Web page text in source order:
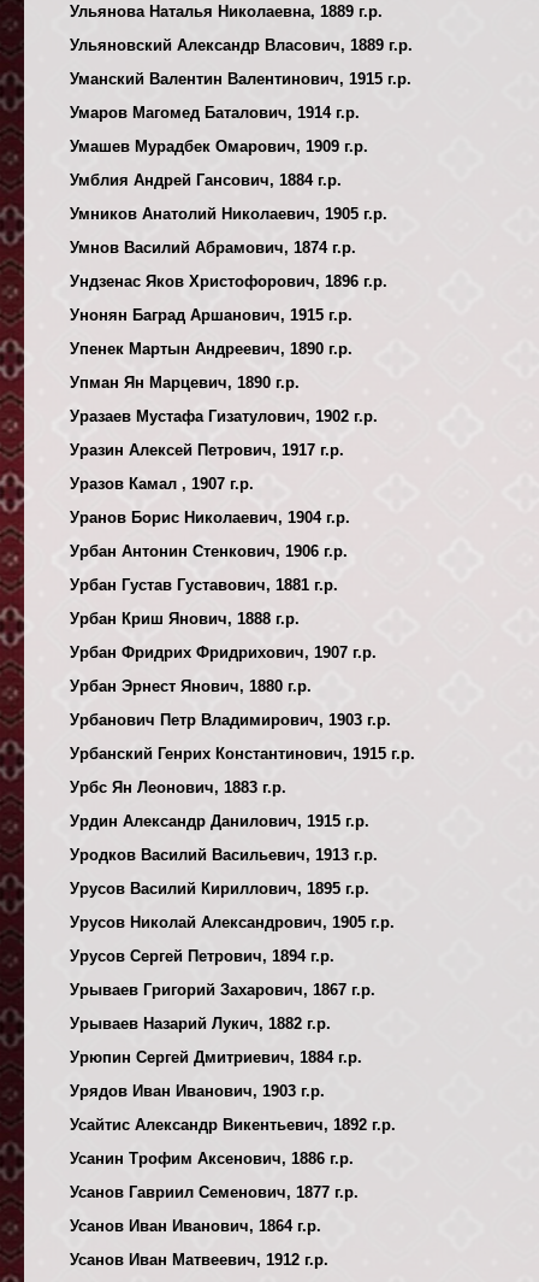
Ульянова Наталья Николаевна, 1889 г.р.
Ульяновский Александр Власович, 1889 г.р.
Уманский Валентин Валентинович, 1915 г.р.
Умаров Магомед Баталович, 1914 г.р.
Умашев Мурадбек Омарович, 1909 г.р.
Умблия Андрей Гансович, 1884 г.р.
Умников Анатолий Николаевич, 1905 г.р.
Умнов Василий Абрамович, 1874 г.р.
Ундзенас Яков Христофорович, 1896 г.р.
Унонян Баград Аршанович, 1915 г.р.
Упенек Мартын Андреевич, 1890 г.р.
Упман Ян Марцевич, 1890 г.р.
Уразаев Мустафа Гизатулович, 1902 г.р.
Уразин Алексей Петрович, 1917 г.р.
Уразов Камал , 1907 г.р.
Уранов Борис Николаевич, 1904 г.р.
Урбан Антонин Стенкович, 1906 г.р.
Урбан Густав Густавович, 1881 г.р.
Урбан Криш Янович, 1888 г.р.
Урбан Фридрих Фридрихович, 1907 г.р.
Урбан Эрнест Янович, 1880 г.р.
Урбанович Петр Владимирович, 1903 г.р.
Урбанский Генрих Константинович, 1915 г.р.
Урбс Ян Леонович, 1883 г.р.
Урдин Александр Данилович, 1915 г.р.
Уродков Василий Васильевич, 1913 г.р.
Урусов Василий Кириллович, 1895 г.р.
Урусов Николай Александрович, 1905 г.р.
Урусов Сергей Петрович, 1894 г.р.
Урываев Григорий Захарович, 1867 г.р.
Урываев Назарий Лукич, 1882 г.р.
Урюпин Сергей Дмитриевич, 1884 г.р.
Урядов Иван Иванович, 1903 г.р.
Усайтис Александр Викентьевич, 1892 г.р.
Усанин Трофим Аксенович, 1886 г.р.
Усанов Гавриил Семенович, 1877 г.р.
Усанов Иван Иванович, 1864 г.р.
Усанов Иван Матвеевич, 1912 г.р.